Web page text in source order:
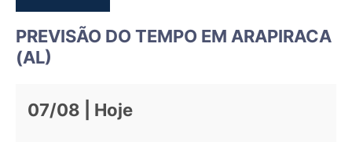
PREVISÃO DO TEMPO EM ARAPIRACA
(AL)
07/08 | Hoje